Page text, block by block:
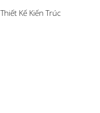
Thiết Kế Kiến Trúc